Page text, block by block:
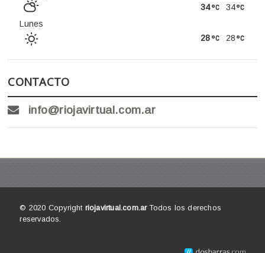
34
34
Lunes
28
28
CONTACTO
info@riojavirtual.com.ar
© 2020 Copyright riojavirtual.com.arTodos los derechos
reservados.